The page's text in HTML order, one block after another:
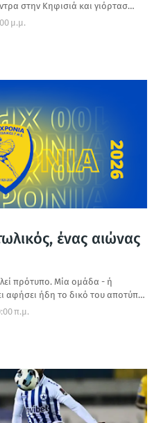
στην Κηφισιά και γιόρτασ…
μ.μ.
ένας αιώνας
πρότυπο. Μία ομάδα - ή
αφήσει ήδη το δικό του αποτύπ…
π.μ.